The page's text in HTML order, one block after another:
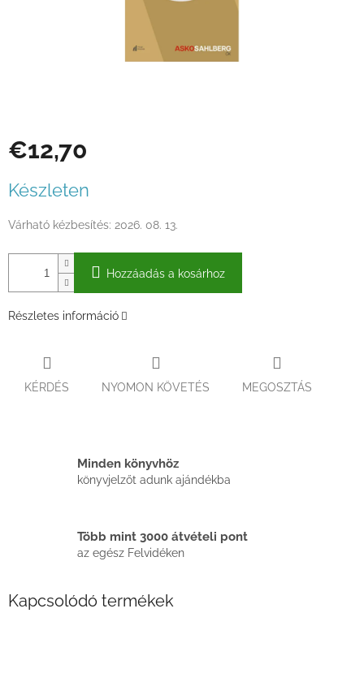
€12,70
Készleten
Várható kézbesítés: 2026. 08. 13.
Hozzáadás a kosárhoz
Részletes információ
KÉRDÉS NYOMON KÖVETÉS MEGOSZTÁS
Minden könyvhöz
könyvjelzőt adunk ajándékba
Több mint 3000 átvételi pont
az egész Felvidéken
Kapcsolódó termékek